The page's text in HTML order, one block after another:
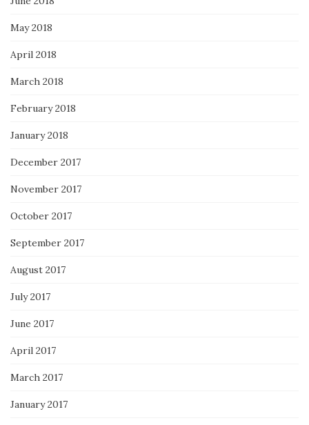
May 2018
April 2018
March 2018
February 2018
January 2018
December 2017
November 2017
October 2017
September 2017
August 2017
July 2017
June 2017
April 2017
March 2017
January 2017